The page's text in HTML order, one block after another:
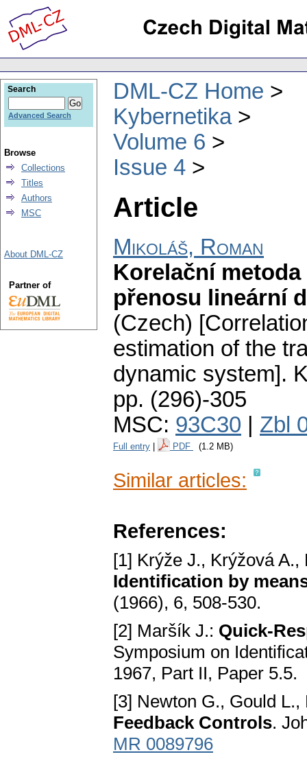
DML-CZ Home
Kybernetika
Volume 6
Issue 4
Article
Mikoláš, Roman
Korelační
přenosu lineární
(Czech)
estimation of the
dynamic system].
pp. (296)-305
MSC: 93C30 Zbl
Full entry PDF (1.2 MB)
Similar articles:
References:
[1] Krýže J., Krýžová
Identification by
(1966), 6, 508-530.
[2] Maršík J.: Quick-
Symposium on
1967, Part II, Paper 5.5.
[3] Newton G., Gould
Feedback Controls.
MR 0089796
Search
Advanced Search
Browse
Collections
Titles
Authors
MSC
About DML-CZ
Partner of